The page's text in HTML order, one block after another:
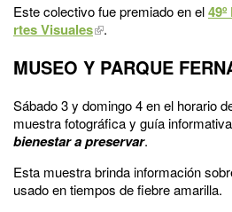
Este colectivo fue premiado en el
rtes Visuales
.
MUSEO Y PARQUE
Sábado 3 y domingo 4 en el horario
muestra fotográfica y guía informativa
bienestar a preservar.
Esta muestra brinda información
usado en tiempos de fiebre amarilla.